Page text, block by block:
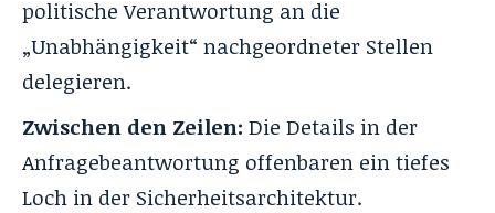
politische Verantwortung an die
„Unabhängigkeit“ nachgeordneter Stellen
delegieren.
Zwischen den Zeilen: Die Details in der
Anfragebeantwortung offenbaren ein tiefes
Loch in der Sicherheitsarchitektur.